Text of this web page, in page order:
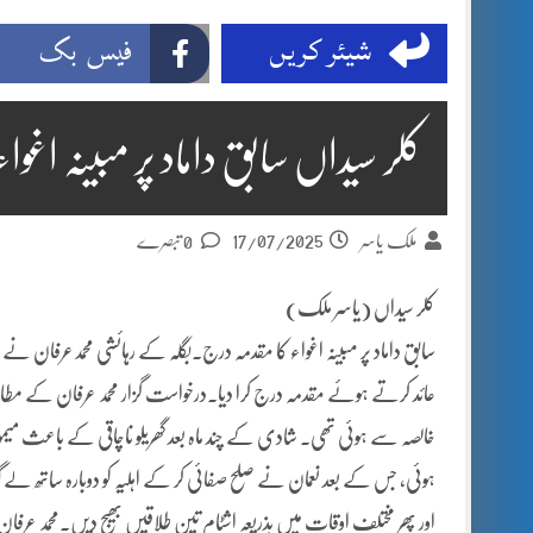
شیئر کریں فیس بک
کلر سیداں سابق داماد پر مبینہ
ملک یاسر 17/07/2025
کلر سیداں (یاسر ملک)
سابق داماد پر مبینہ اغواء کا مقدمہ درج۔بگلہ کے رہائشی محمدعرفان
عائد کرتے ہوئے مقدمہ درج کرا دیا۔درخواست گزار محمد عرفان کے
خالصہ سے ہوئی تھی۔ شادی کے چند ماہ بعد گھریلو ناچاقی کے باعث
ہوئی، جس کے بعد نعمان نے صلح صفائی کر کے اہلیہ کو دوبارہ ساتھ لے
اور پھر مختلف اوقات میں بذریعہ اشٹام تین طلاقیں بھیج دیں۔محمد